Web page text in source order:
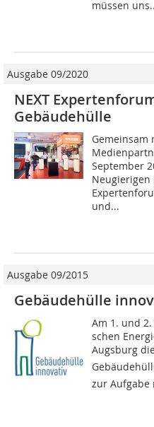
müssen
Ausgabe 09/2020
NEXT
Gebäudehülle
Gemeinsam
September
Neugierigen
und...
Ausgabe 09/2015
Gebäudehülle
Am 1. und
schen
Augsburg die
zur Aufgabe